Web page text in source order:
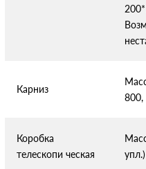
Карниз
Коробка
телескопи ческая